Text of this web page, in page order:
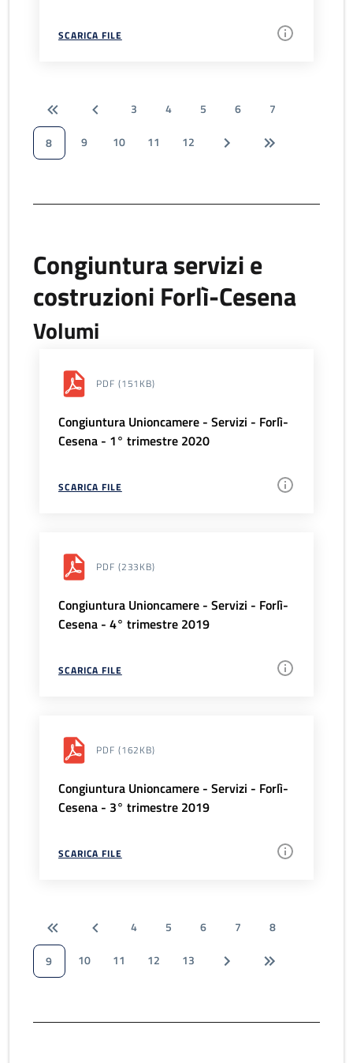
SCARICA FILE
3 4 5 6
7
8
9 10 11 12
Congiuntura servizi e
costruzioni Forlì-Cesena
Volumi
PDF (151KB)
Congiuntura Unioncamere - Servizi - Forlì-
Cesena - 1° trimestre 2020
SCARICA FILE
PDF (233KB)
Congiuntura Unioncamere - Servizi - Forlì-
Cesena - 4° trimestre 2019
SCARICA FILE
PDF (162KB)
Congiuntura Unioncamere - Servizi - Forlì-
Cesena - 3° trimestre 2019
SCARICA FILE
4 5 6 7
8
9
10 11 12 13